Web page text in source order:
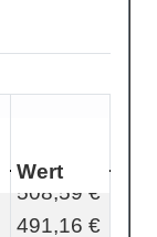
Wert
508,59 €
491,16 €